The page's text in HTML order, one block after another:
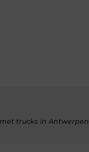
trucks in Antwerpen